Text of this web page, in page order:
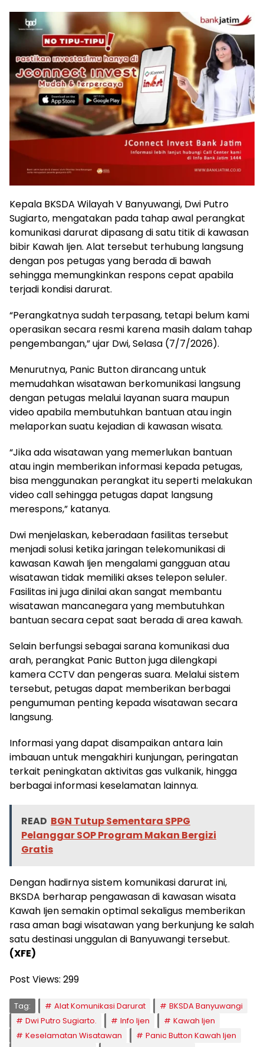
Kepala BKSDA Wilayah V Banyuwangi, Dwi Putro
Sugiarto, mengatakan pada tahap awal perangkat
komunikasi darurat dipasang di satu titik di kawasan
bibir Kawah Ijen. Alat tersebut terhubung langsung
dengan pos petugas yang berada di bawah
sehingga memungkinkan respons cepat apabila
terjadi kondisi darurat.
“Perangkatnya sudah terpasang, tetapi belum kami
operasikan secara resmi karena masih dalam tahap
pengembangan,” ujar Dwi, Selasa (7/7/2026).
Menurutnya, Panic Button dirancang untuk
memudahkan wisatawan berkomunikasi langsung
dengan petugas melalui layanan suara maupun
video apabila membutuhkan bantuan atau ingin
melaporkan suatu kejadian di kawasan wisata.
“Jika ada wisatawan yang memerlukan bantuan
atau ingin memberikan informasi kepada petugas,
bisa menggunakan perangkat itu seperti melakukan
video call sehingga petugas dapat langsung
merespons,” katanya.
Dwi menjelaskan, keberadaan fasilitas tersebut
menjadi solusi ketika jaringan telekomunikasi di
kawasan Kawah Ijen mengalami gangguan atau
wisatawan tidak memiliki akses telepon seluler.
Fasilitas ini juga dinilai akan sangat membantu
wisatawan mancanegara yang membutuhkan
bantuan secara cepat saat berada di area kawah.
Selain berfungsi sebagai sarana komunikasi dua
arah, perangkat Panic Button juga dilengkapi
kamera CCTV dan pengeras suara. Melalui sistem
tersebut, petugas dapat memberikan berbagai
pengumuman penting kepada wisatawan secara
langsung.
Informasi yang dapat disampaikan antara lain
imbauan untuk mengakhiri kunjungan, peringatan
terkait peningkatan aktivitas gas vulkanik, hingga
berbagai informasi keselamatan lainnya.
READ BGN Tutup Sementara SPPG
Pelanggar SOP Program Makan Bergizi
Gratis
Dengan hadirnya sistem komunikasi darurat ini,
BKSDA berharap pengawasan di kawasan wisata
Kawah Ijen semakin optimal sekaligus memberikan
rasa aman bagi wisatawan yang berkunjung ke salah
satu destinasi unggulan di Banyuwangi tersebut.
(XFE)
Post Views: 299
Tag: Alat Komunikasi Darurat
BKSDA Banyuwangi
Dwi Putro Sugiarto.
Info Ijen
Kawah Ijen
Keselamatan Wisatawan
Panic Button Kawah Ijen